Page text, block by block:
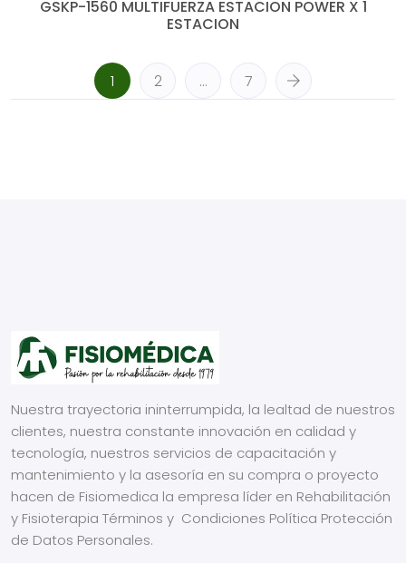
GSKP-1560 MULTIFUERZA ESTACION POWER X 1
ESTACION
1 2 … 7
Nuestra trayectoria ininterrumpida, la lealtad de nuestros
clientes, nuestra constante innovación en calidad y
tecnología, nuestros servicios de capacitación y
mantenimiento y la asesoría en su compra o proyecto
hacen de Fisiomedica la empresa líder en Rehabilitación
y Fisioterapia Términos y Condiciones Política Protección
de Datos Personales.